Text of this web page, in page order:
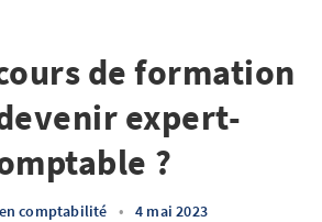
de formation
expert-
?
comptabilité • 4 mai 2023